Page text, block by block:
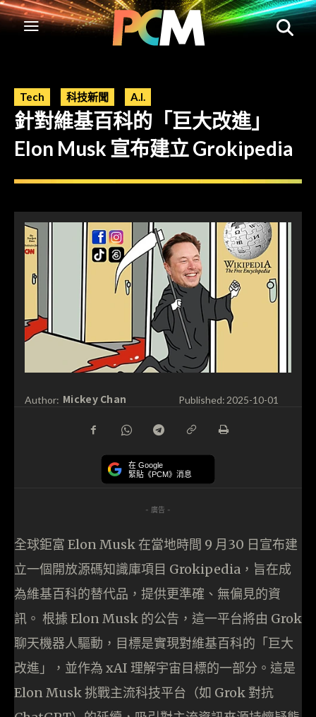
Tech 科技新聞 A.I.
針對維基百科的「巨大改進」
Elon Musk 宣布建立 Grokipedia
Author: Mickey Chan Published: 2025-10-01
在 Google
緊貼《PCM》消息
- 廣告 -
全球鉅富 Elon Musk 在當地時間 9 月30 日宣布建
立一個開放源碼知識庫項目 Grokipedia，旨在成
為維基百科的替代品，提供更準確、無偏見的資
訊。 根據 Elon Musk 的公告，這一平台將由 Grok
聊天機器人驅動，目標是實現對維基百科的「巨大
改進」，並作為 xAI 理解宇宙目標的一部分。這是
Elon Musk 挑戰主流科技平台（如 Grok 對抗